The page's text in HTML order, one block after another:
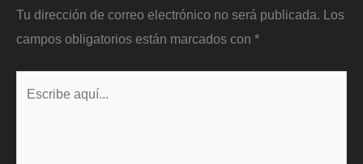
Tu dirección de correo electrónico no será publicada. Los
campos obligatorios están marcados con *